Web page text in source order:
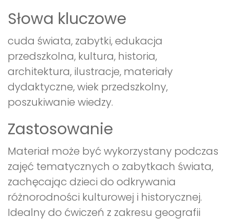
Słowa kluczowe
cuda świata, zabytki, edukacja
przedszkolna, kultura, historia,
architektura, ilustracje, materiały
dydaktyczne, wiek przedszkolny,
poszukiwanie wiedzy.
Zastosowanie
Materiał może być wykorzystany podczas
zajęć tematycznych o zabytkach świata,
zachęcając dzieci do odkrywania
różnorodności kulturowej i historycznej.
Idealny do ćwiczeń z zakresu geografii